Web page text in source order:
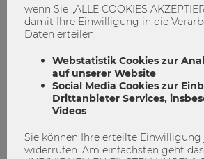
aus einem westlichen EU-Land ist
gestellt als einer aus einem
oder gar Drittstaatsangehörige. Aus
Herausforderung. Vor allem bei
die Erwerbsarbeitsquote gering und
hoch. Aus der Armutsforschung wissen
Armut häufig vererbt wird und sich
Arbeitsrecht noch viel bewirken.
wenn Sie „ALLE COOKIES
damit Ihre Einwilligung in die
Daten erteilen:
Webstatistik Cookies zur
auf unserer Website
Social Media Cookies zur
Drittanbieter Services,
Videos
Sie können Ihre erteilte Einwilligung
widerrufen. Am einfachsten geht